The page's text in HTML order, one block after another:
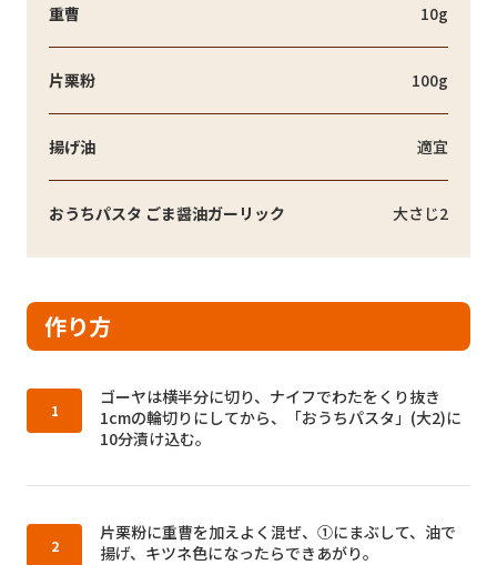
重曹 10g
片栗粉 100g
揚げ油 適宜
おうちパスタ ごま醤油ガーリック 大さじ2
作り方
作り方1：
ゴーヤは横半分に切り、ナイフでわたをくり抜き
1cmの輪切りにしてから、「おうちパスタ」(大2)に
10分漬け込む。
作り方2：
片栗粉に重曹を加えよく混ぜ、①にまぶして、油で
揚げ、キツネ色になったらできあがり。